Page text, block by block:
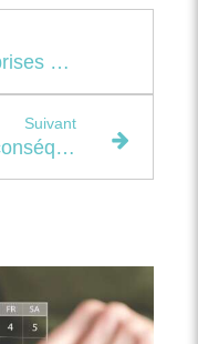
Aide pour les entreprises de Nouvelle-Calédonie : de nouvelles (nouvelles) précisions !
Suivant
La loi Immigration et ses conséquences sociales en entreprise